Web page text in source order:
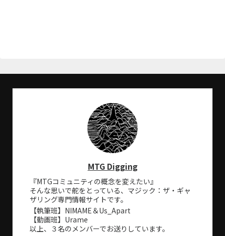
MTG Digging
『MTGコミュニティの概念を変えたい』
そんな思いで舵をとっている、マジック：ザ・ギャ
ザリング専門情報サイトです。
【執筆班】NIMAME＆Us_Apart
【動画班】Urame
以上、３名のメンバーでお送りしています。